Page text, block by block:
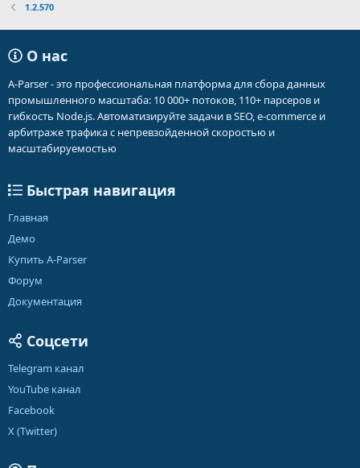
1.2.570
О нас
A-Parser - это профессиональная платформа для сбора данных
промышленного масштаба: 10 000+ потоков, 110+ парсеров и
гибкость Node.js. Автоматизируйте задачи в SEO, e-commerce и
арбитраже трафика с непревзойденной скоростью и
масштабируемостью
Быстрая навигация
Главная
Демо
Купить A-Parser
Форум
Документация
Соцсети
Telegram канал
YouTube канал
Facebook
X (Twitter)